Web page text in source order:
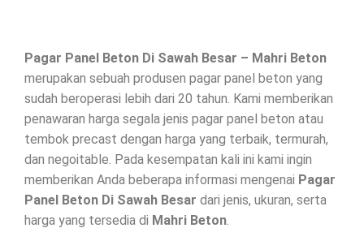
Pagar Panel Beton Di Sawah Besar – Mahri Beton
merupakan sebuah produsen pagar panel beton yang
sudah beroperasi lebih dari 20 tahun. Kami memberikan
penawaran harga segala jenis pagar panel beton atau
tembok precast dengan harga yang terbaik, termurah,
dan negoitable. Pada kesempatan kali ini kami ingin
memberikan Anda beberapa informasi mengenai Pagar
Panel Beton Di Sawah Besar dari jenis, ukuran, serta
harga yang tersedia di Mahri Beton